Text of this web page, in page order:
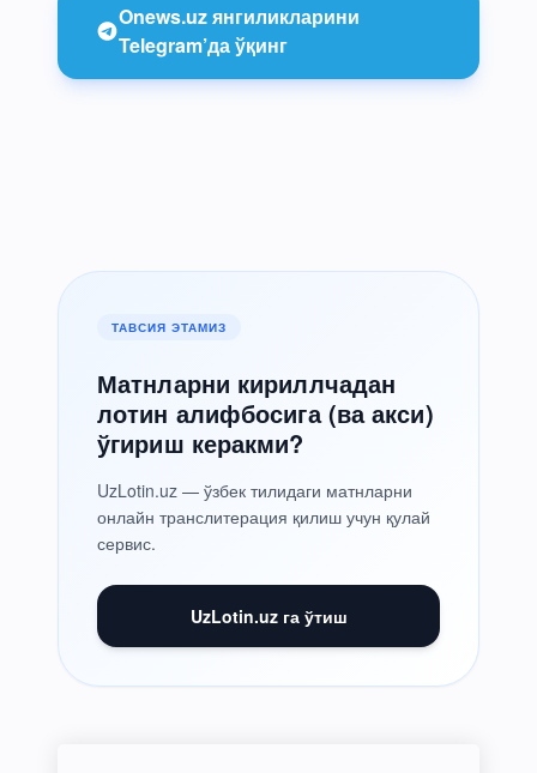
Onews.uz янгиликларини
Telegram’да ўқинг
ТАВСИЯ ЭТАМИЗ
Матнларни кириллчадан
лотин алифбосига (ва акси)
ўгириш керакми?
UzLotin.uz — ўзбек тилидаги матнларни
онлайн транслитерация қилиш учун қулай
сервис.
UzLotin.uz га ўтиш